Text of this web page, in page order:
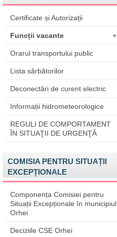
Certificate și Autorizații
Funcții vacante +
Orarul transportului public
Lista sărbătorilor
Deconectări de curent electric
Informații hidrometeorologice
REGULI DE COMPORTAMENT
ÎN SITUAŢII DE URGENŢĂ
COMISIA PENTRU SITUAȚII
EXCEPȚIONALE
Componența Comisiei pentru
Situații Excepționale în municipiul
Orhei
Deciziile CSE Orhei